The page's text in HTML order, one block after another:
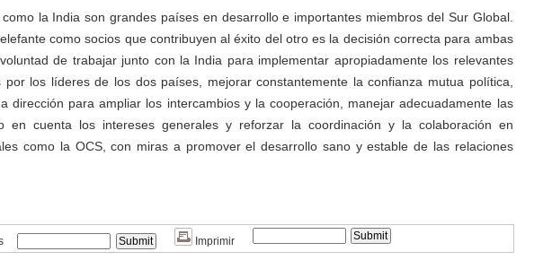
la India son grandes países en desarrollo e importantes miembros del Sur Global.
como socios que contribuyen al éxito del otro es la decisión correcta para ambas
de trabajar junto con la India para implementar apropiadamente los relevantes
por los líderes de los dos países, mejorar constantemente la confianza mutua política,
dirección para ampliar los intercambios y la cooperación, manejar adecuadamente las
en cuenta los intereses generales y reforzar la coordinación y la colaboración en
como la OCS, con miras a promover el desarrollo sano y estable de las relaciones
Imprimir